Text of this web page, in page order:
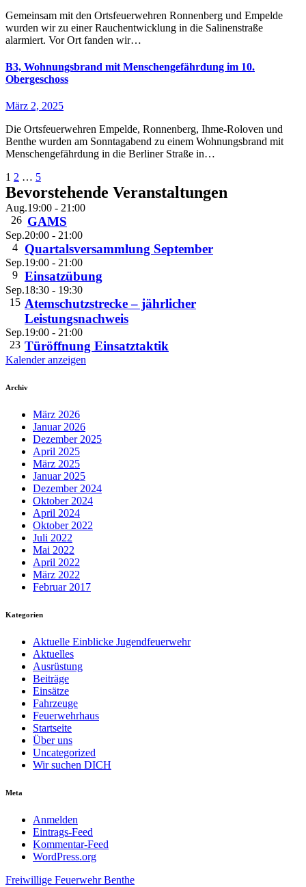
Gemeinsam mit den Ortsfeuerwehren Ronnenberg und Empelde
wurden wir zu einer Rauchentwicklung in die Salinenstraße
alarmiert. Vor Ort fanden wir…
B3, Wohnungsbrand mit Menschengefährdung im 10.
Obergeschoss
März 2, 2025
Die Ortsfeuerwehren Empelde, Ronnenberg, Ihme-Roloven und
Benthe wurden am Sonntagabend zu einem Wohnungsbrand mit
Menschengefährdung in die Berliner Straße in…
Seitennummerierung
der
Beiträge
1 2 … 5
Bevorstehende Veranstaltungen
Aug.
26
19:00 - 21:00
GAMS
Sep.
4
20:00 - 21:00
Quartalsversammlung September
Sep.
9
19:00 - 21:00
Einsatzübung
Sep.
15
18:30 - 19:30
Atemschutzstrecke – jährlicher
Leistungsnachweis
Sep.
23
19:00 - 21:00
Türöffnung Einsatztaktik
Kalender anzeigen
Archiv
März 2026
Januar 2026
Dezember 2025
April 2025
März 2025
Januar 2025
Dezember 2024
Oktober 2024
April 2024
Oktober 2022
Juli 2022
Mai 2022
April 2022
März 2022
Februar 2017
Kategorien
Aktuelle Einblicke Jugendfeuerwehr
Aktuelles
Ausrüstung
Beiträge
Einsätze
Fahrzeuge
Feuerwehrhaus
Startseite
Über uns
Uncategorized
Wir suchen DICH
Meta
Anmelden
Eintrags-Feed
Kommentar-Feed
WordPress.org
Freiwillige Feuerwehr Benthe